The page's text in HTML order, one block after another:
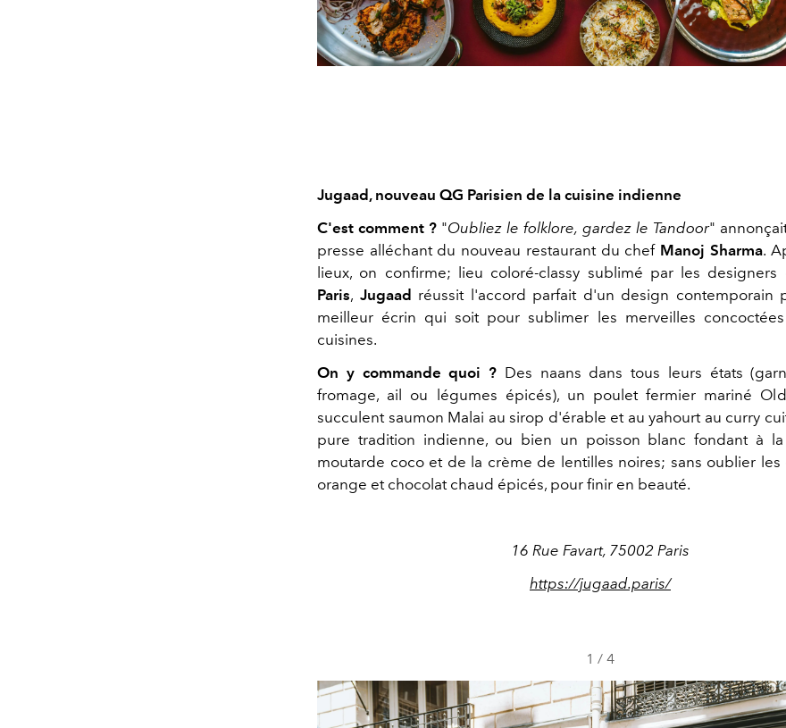
Jugaad, nouveau QG Parisien de la cuisine indienne
C'est comment ? "Oubliez le folklore, gardez le Tandoor"
presse alléchant du nouveau restaurant du chef Manoj Sharma.
lieux, on confirme; lieu coloré-classy sublimé par les designers
Paris, Jugaad réussit l'accord parfait d'un design contemporain
meilleur écrin qui soit pour sublimer les merveilles
cuisines.
On y commande quoi ? Des naans dans tous leurs états
fromage, ail ou légumes épicés), un poulet fermier mariné
succulent saumon Malai au sirop d'érable et au yahourt au curry
pure tradition indienne, ou bien un poisson blanc fondant à
moutarde coco et de la crème de lentilles noires; sans oublier les
orange et chocolat chaud épicés, pour finir en beauté.
16 Rue Favart, 75002 Paris
https://jugaad.paris/
1 / 4